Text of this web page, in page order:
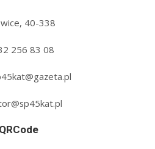
40-338
256 83 08‬
QRCode